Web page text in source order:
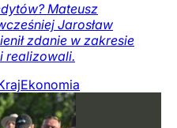
Mateusz
Jarosław
zdanie w zakresie
realizowali.
Ekonomia